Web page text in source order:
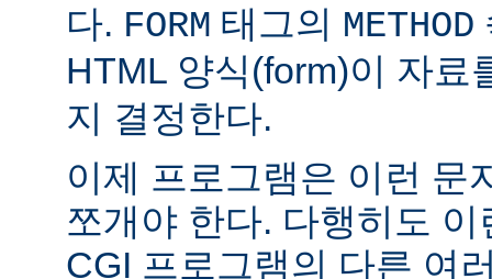
다. FORM 태그의 METHOD
HTML 양식(form)이 자료
지 결정한다.
이제 프로그램은 이런 문
쪼개야 한다. 다행히도
CGI 프로그램의 다른 여